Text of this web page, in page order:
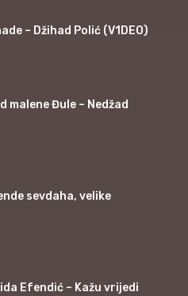
– Džihad Polić (V1DEO)
malene Đule – Nedžad
sevdaha, velike
Efendić – Kažu vrijedi